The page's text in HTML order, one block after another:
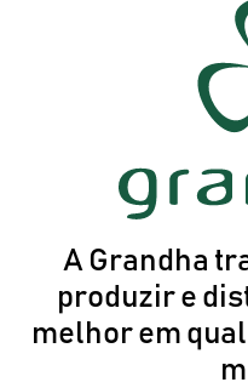
A Grandha
produzir e
melhor em